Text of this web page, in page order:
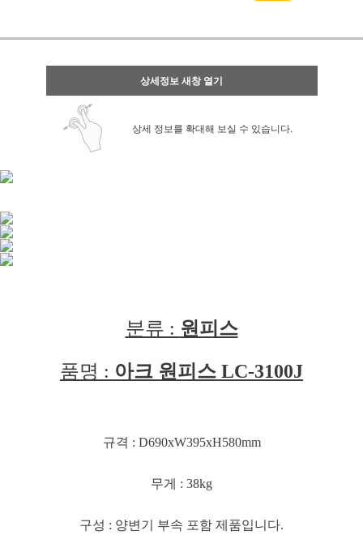
상세정보 새창 열기
상세 정보를 확대해 보실 수 있습니다.
분류 : 원피스
품명 : 아크 원피스 LC-3100J
규격 : D690xW395xH580mm
무게 : 38kg
구성 : 양변기 부속 포함 제품입니다.